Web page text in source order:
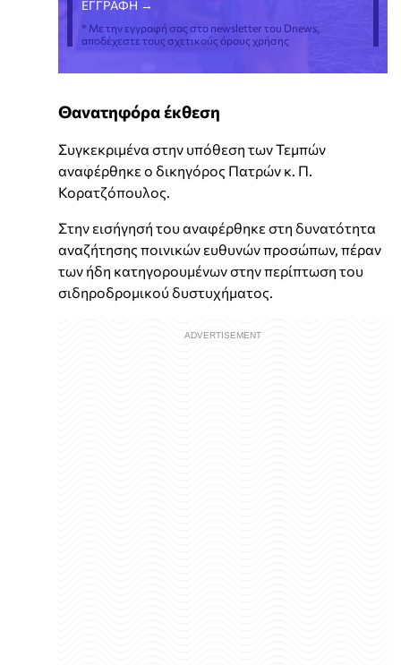
* Με την εγγραφή σας στο newsletter του Dnews,
αποδέχεστε τους σχετικούς όρους χρήσης
Θανατηφόρα έκθεση
Συγκεκριμένα στην υπόθεση των Τεμπών
αναφέρθηκε ο δικηγόρος Πατρών κ. Π.
Κορατζόπουλος.
Στην εισήγησή του αναφέρθηκε στη δυνατότητα
αναζήτησης ποινικών ευθυνών προσώπων, πέραν
των ήδη κατηγορουμένων στην περίπτωση του
σιδηροδρομικού δυστυχήματος.